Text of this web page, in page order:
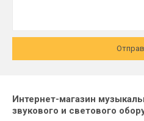
Интернет-магазин
звукового и светового